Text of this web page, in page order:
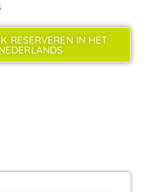
RESERVEREN IN HET